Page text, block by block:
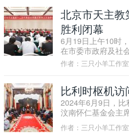
第三主日暨天主圣
日。
动，隆重庆祝普世
家庭年。
北京市天主教
胜利闭幕
6月19日上午10时
在市委市政府及社
京市天主教第十二
京市天主教爱国会
作者：三只小羊工作室
比利时枢机
2024年6月9日，
汶南怀仁基金会主
nal Jozef De Kesel
南怀仁基金会副主
作者：三只小羊工作室